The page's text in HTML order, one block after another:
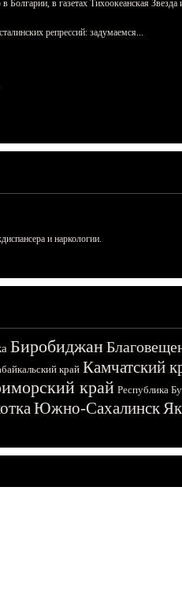
в газетах Тихоокеанская
репрессий: задумаемся...
и наркологии.
Биробиджан
край Камчатский
край Республика
Южно-Сахалинск